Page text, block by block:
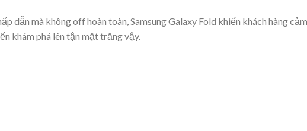
dẫn mà không off hoàn toàn, Samsung Galaxy Fold khiến khách hàng cảm
khám phá lên tận mặt trăng vậy.